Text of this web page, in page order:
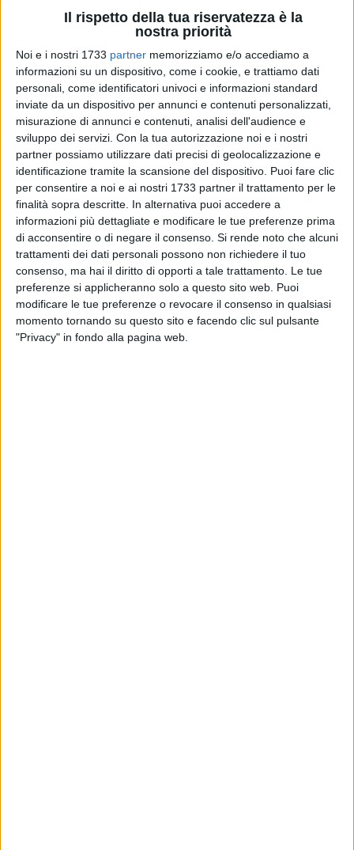
Il rispetto della tua riservatezza è la
nostra priorità
Noi e i nostri 1733 partner memorizziamo e/o accediamo a
informazioni su un dispositivo, come i cookie, e trattiamo dati
personali, come identificatori univoci e informazioni standard
inviate da un dispositivo per annunci e contenuti personalizzati,
misurazione di annunci e contenuti, analisi dell'audience e
sviluppo dei servizi. Con la tua autorizzazione noi e i nostri
partner possiamo utilizzare dati precisi di geolocalizzazione e
identificazione tramite la scansione del dispositivo. Puoi fare clic
per consentire a noi e ai nostri 1733 partner il trattamento per le
finalità sopra descritte. In alternativa puoi accedere a
informazioni più dettagliate e modificare le tue preferenze prima
di acconsentire o di negare il consenso. Si rende noto che alcuni
trattamenti dei dati personali possono non richiedere il tuo
consenso, ma hai il diritto di opporti a tale trattamento. Le tue
preferenze si applicheranno solo a questo sito web. Puoi
modificare le tue preferenze o revocare il consenso in qualsiasi
momento tornando su questo sito e facendo clic sul pulsante
"Privacy" in fondo alla pagina web.
Tesserini venatori stagione 2026/2027 in
consegna all’Ufficio Caccia
Dal 10 agosto sarà possibile ritirarli
personalmente o da persona delegata, munita di
delega e documento d’identità
TERRITORIO E AMBIENTE
Bitonto nella morsa del caldo: bollino rosso
prolungato all'8 agosto
Temperatura ancora elevate anche sabato
ATTUALITÀ